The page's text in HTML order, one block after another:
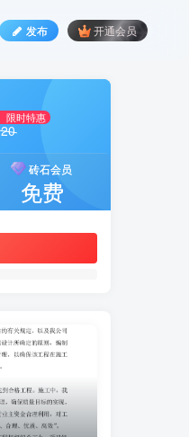
发布 开通会员
限时特惠
20
砖石会员
免费